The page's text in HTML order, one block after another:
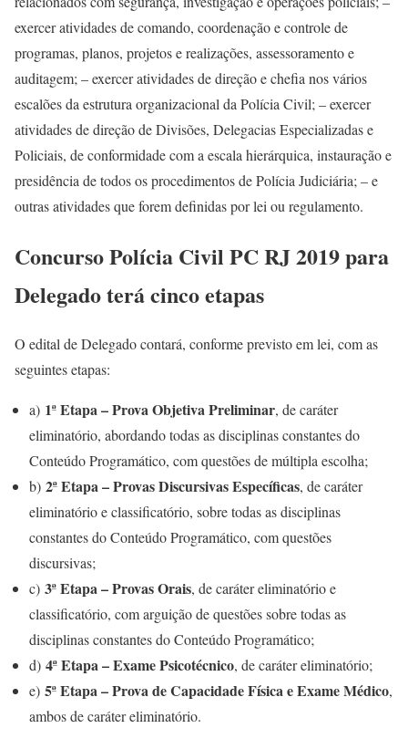
exercer atividades de comando, coordenação e controle de
programas, planos, projetos e realizações, assessoramento e
auditagem; – exercer atividades de direção e chefia nos vários
escalões da estrutura organizacional da Polícia Civil; – exercer
atividades de direção de Divisões, Delegacias Especializadas e
Policiais, de conformidade com a escala hierárquica, instauração e
presidência de todos os procedimentos de Polícia Judiciária; – e
outras atividades que forem definidas por lei ou regulamento.
Concurso Polícia Civil PC RJ 2019 para
Delegado terá cinco etapas
O edital de Delegado contará, conforme previsto em lei, com as
seguintes etapas:
a) 1ª Etapa – Prova Objetiva Preliminar, de caráter
eliminatório, abordando todas as disciplinas constantes do
Conteúdo Programático, com questões de múltipla escolha;
b) 2ª Etapa – Provas Discursivas Específicas, de caráter
eliminatório e classificatório, sobre todas as disciplinas
constantes do Conteúdo Programático, com questões
discursivas;
c) 3ª Etapa – Provas Orais, de caráter eliminatório e
classificatório, com arguição de questões sobre todas as
disciplinas constantes do Conteúdo Programático;
d) 4ª Etapa – Exame Psicotécnico, de caráter eliminatório;
e) 5ª Etapa – Prova de Capacidade Física e Exame Médico,
ambos de caráter eliminatório.